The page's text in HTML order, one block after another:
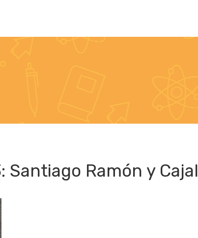
Santiago Ramón y Cajal